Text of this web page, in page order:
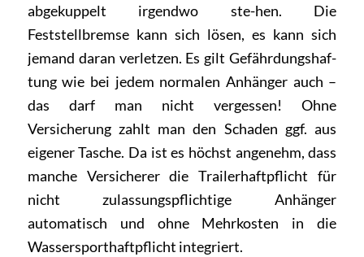
abgekuppelt irgendwo ste-hen. Die
Feststellbremse kann sich lösen, es kann sich
jemand daran verletzen. Es gilt Gefährdungshaf-
tung wie bei jedem normalen Anhänger auch –
das darf man nicht vergessen! Ohne
Versicherung zahlt man den Schaden ggf. aus
eigener Tasche. Da ist es höchst angenehm, dass
manche Versicherer die Trailerhaftpflicht für
nicht zulassungspflichtige Anhänger
automatisch und ohne Mehrkosten in die
Wassersporthaftpflicht integriert.